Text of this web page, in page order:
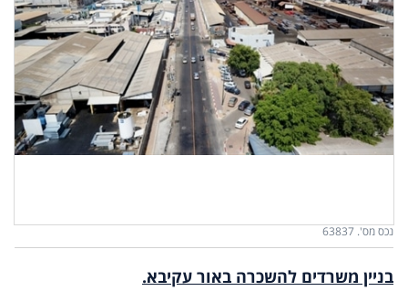
נכס מס'. 63837
בניין משרדים להשכרה באור עקיבא.